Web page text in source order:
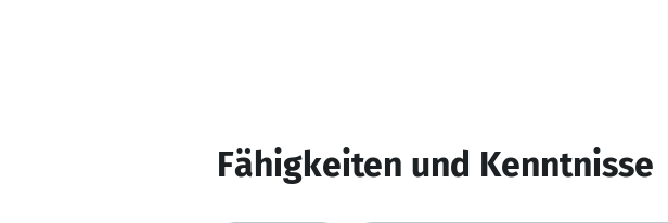
Fähigkeiten und Kenntnisse